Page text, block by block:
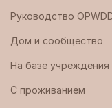
Руководство
Дом и сообщество
На базе учреждения
С проживанием